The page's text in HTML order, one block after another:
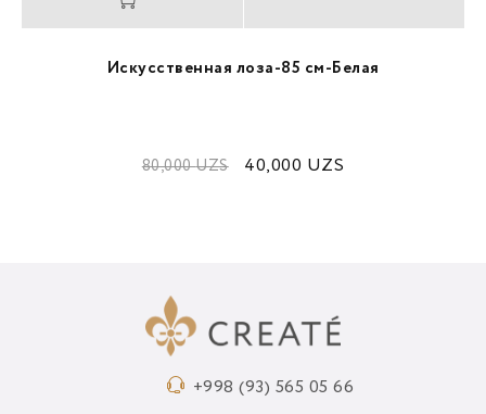
Искусственная лоза-85 см-Белая
80,000UZS 40,000 UZS
+998 (93) 565 05 66